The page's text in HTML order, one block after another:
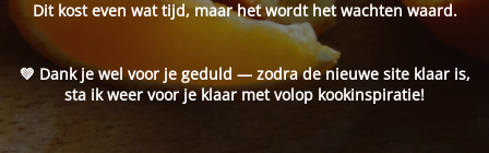
Dit kost even wat tijd, maar het wordt het wachten waard.
💚 Dank je wel voor je geduld — zodra de nieuwe site klaar is,
sta ik weer voor je klaar met volop kookinspiratie!